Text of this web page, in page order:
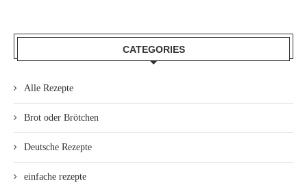
CATEGORIES
Alle Rezepte
Brot oder Brötchen
Deutsche Rezepte
einfache rezepte